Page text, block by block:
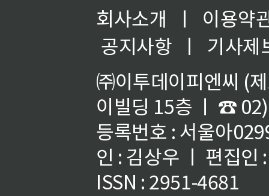
회사소개 ㅣ
이용약
공지사항
ㅣ
기사제
㈜이투데이피엔씨 (
이빌딩 15층 ㅣ ☎
등록번호 : 서울아
인 : 김상우 ㅣ 편집인
ISSN : 2951-4681